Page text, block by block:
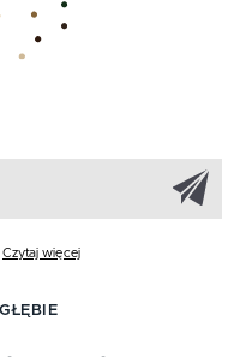
Czytaj więcej